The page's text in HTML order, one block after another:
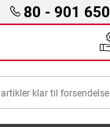
80 - 901 650